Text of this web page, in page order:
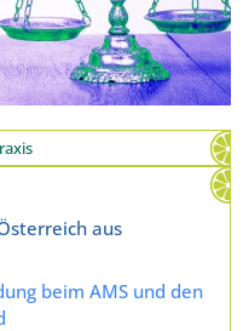
aus
beim AMS und den